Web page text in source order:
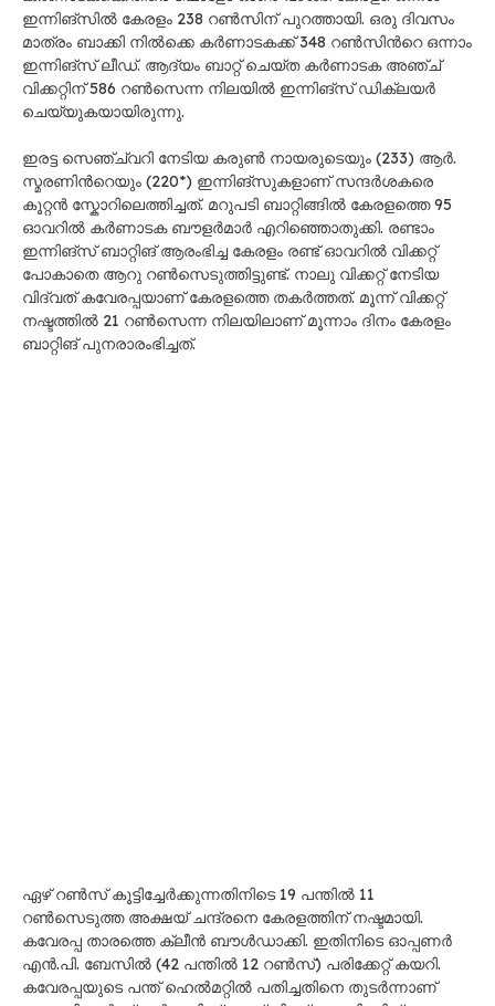
ഇന്നിങ്സിൽ കേരളം 238 റൺസിന് പുറത്തായി. ഒരു ദിവസം
മാത്രം ബാക്കി നിൽക്കെ കർണാടകക്ക് 348 റൺസിന്‍റെ ഒന്നാം
ഇന്നിങ്സ് ലീഡ്. ആദ്യം ബാറ്റ് ചെയ്ത കർണാടക അഞ്ച്
വിക്കറ്റിന് 586 റൺസെന്ന നിലയിൽ ഇന്നിങ്സ് ഡിക്ലയർ
ചെയ്യുകയായിരുന്നു.
ഇരട്ട സെഞ്ച്വറി നേടിയ കരുൺ നായരുടെയും (233) ആർ.
സ്മരണിന്‍റെയും (220*) ഇന്നിങ്സുകളാണ് സന്ദർശകരെ
കൂറ്റൻ സ്കോറിലെത്തിച്ചത്. മറുപടി ബാറ്റിങ്ങിൽ കേരളത്തെ 95
ഓവറിൽ കർണാടക ബൗളർമാർ എറിഞ്ഞൊതുക്കി. രണ്ടാം
ഇന്നിങ്സ് ബാറ്റിങ് ആരംഭിച്ച കേരളം രണ്ട് ഓവറിൽ വിക്കറ്റ്
പോകാതെ ആറു റൺസെടുത്തിട്ടുണ്ട്. നാലു വിക്കറ്റ് നേടിയ
വിദ്വത് കവേരപ്പയാണ് കേരളത്തെ തകർത്തത്. മൂന്ന് വിക്കറ്റ്
നഷ്ടത്തിൽ 21 റൺസെന്ന നിലയിലാണ് മൂന്നാം ദിനം കേരളം
ബാറ്റിങ് പുനരാരംഭിച്ചത്.
ഏഴ് റൺസ് കൂട്ടിച്ചേർക്കുന്നതിനിടെ 19 പന്തിൽ 11
റൺസെടുത്ത അക്ഷയ് ചന്ദ്രനെ കേരളത്തിന് നഷ്ടമായി.
കവേരപ്പ താരത്തെ ക്ലീൻ ബൗൾഡാക്കി. ഇതിനിടെ ഓപ്പണർ
എൻ.പി. ബേസിൽ (42 പന്തിൽ 12 റൺസ്) പരിക്കേറ്റ് കയറി.
കവേരപ്പയുടെ പന്ത് ഹെൽമറ്റിൽ പതിച്ചതിനെ തുടർന്നാണ്